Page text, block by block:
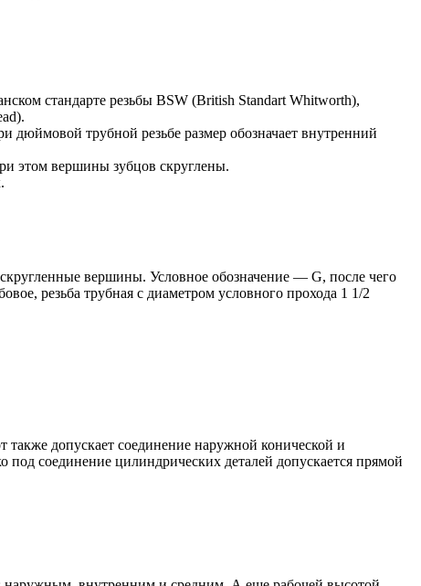
стандарте резьбы BSW (British Standart Whitworth),
трубной резьбе размер обозначает внутренний
этом вершины зубцов скруглены.
вершины. Условное обозначение — G, после чего
резьба трубная с диаметром условного прохода 1 1/2
допускает соединение наружной конической и
соединение цилиндрических деталей допускается прямой